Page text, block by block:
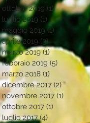
ottobre 2019 (1)1 post
luglio 2019 (1) 1 post
maggio 2019 (1)
aprile 2019 (3)3 post
marzo 2019 (1)1 post
febbraio 2019 (5) 5 post
marzo 2018 (1)
dicembre 2017 (2)2 post
novembre 2017 (1)
ottobre 2017 (1)
luglio 2017 (4)